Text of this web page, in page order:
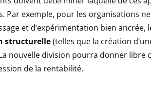
Par exemple, pour les organisations
et d’expérimentation bien
structurelle(telles que la création
nouvelle division pourra donner libre
de la rentabilité.